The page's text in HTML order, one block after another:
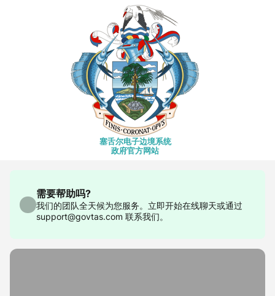
塞舌尔电子边境系统
政府官方网站
需要帮助吗?
我们的团队全天候为您服务。立即开始在线聊天或通过
support@govtas.com 联系我们。